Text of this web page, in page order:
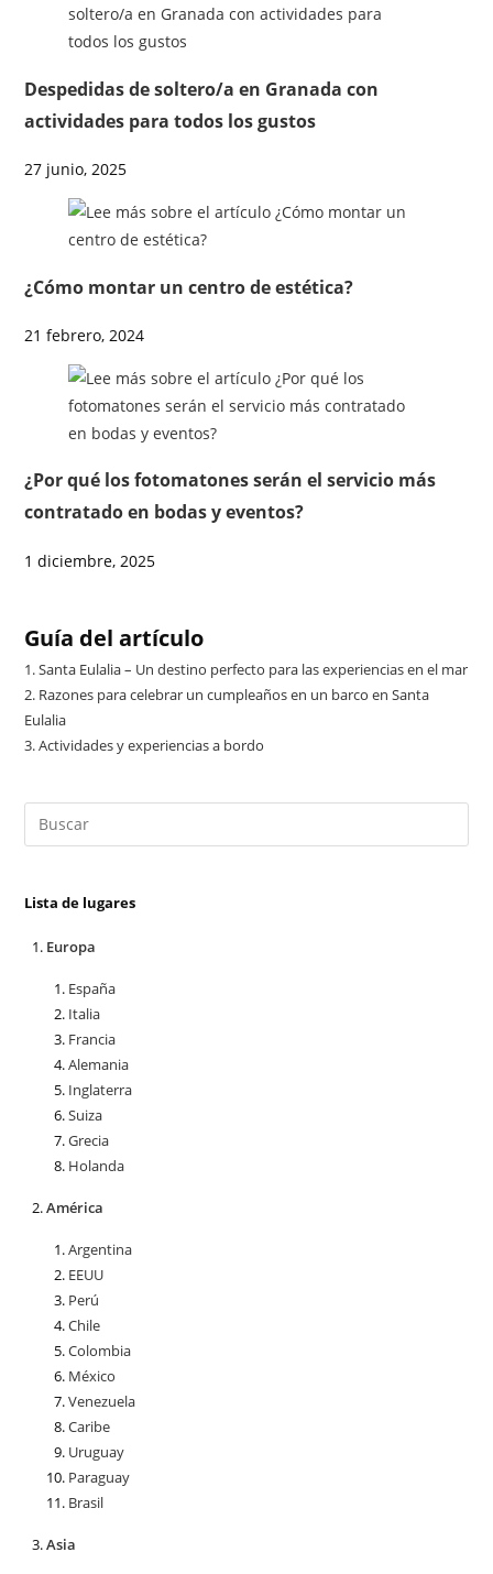
Despedidas de soltero/a en Granada con
actividades para todos los gustos
27 junio, 2025
¿Cómo montar un centro de estética?
21 febrero, 2024
¿Por qué los fotomatones serán el servicio más
contratado en bodas y eventos?
1 diciembre, 2025
Guía del artículo
1.Santa Eulalia – Un destino perfecto para las experiencias en el mar
2. Razones para celebrar un cumpleaños en un barco en Santa
Eulalia
3.Actividades y experiencias a bordo
Lista de lugares
Europa
España
Italia
Francia
Alemania
Inglaterra
Suiza
Grecia
Holanda
América
Argentina
EEUU
Perú
Chile
Colombia
México
Venezuela
Caribe
Uruguay
Paraguay
Brasil
Asia